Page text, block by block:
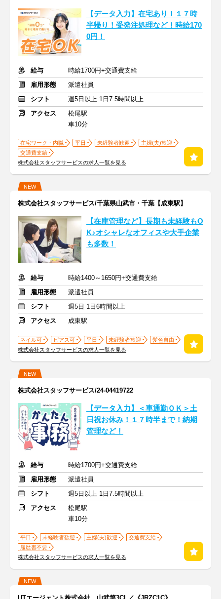
【データ入力】在宅あり！１７時
半帰り！受発注処理など！時給170
0円！
給与
時給1700円+交通費支給
雇用形態
派遣社員
シフト
週5日以上 1日7.5時間以上
アクセス
松尾駅
車10分
在宅ワーク・内職 平日 未経験者歓迎
主婦(夫)歓迎
交通費支給
株式会社スタッフサービスの求人一覧を見る
NEW
株式会社スタッフサービス/千葉県山武市・千葉【成東駅】
【在庫管理など】長期も未経験もO
K♪オシャレなオフィスや大手企業
も多数！
給与
時給1400～1650円+交通費支給
雇用形態
派遣社員
シフト
週5日 1日6時間以上
アクセス
成東駅
ネイル可 ピアス可 平日 未経験者歓迎
髪色自由
株式会社スタッフサービスの求人一覧を見る
NEW
株式会社スタッフサービス/24-04419722
【データ入力】＜車通勤ＯＫ＞土
日祝お休み！１７時半まで！納期
管理など！
給与
時給1700円+交通費支給
雇用形態
派遣社員
シフト
週5日以上 1日7.5時間以上
アクセス
松尾駅
車10分
平日 未経験者歓迎 主婦(夫)歓迎
交通費支給
履歴書不要
株式会社スタッフサービスの求人一覧を見る
NEW